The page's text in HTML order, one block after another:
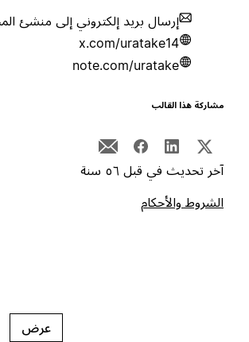
إرسال بريد إلكتروني إلى منشئ المحتوى
x.com/uratake14
note.com/uratake
هذا القالب
تحديث في قبل ٥٦ سنة
والأحكام
عرض